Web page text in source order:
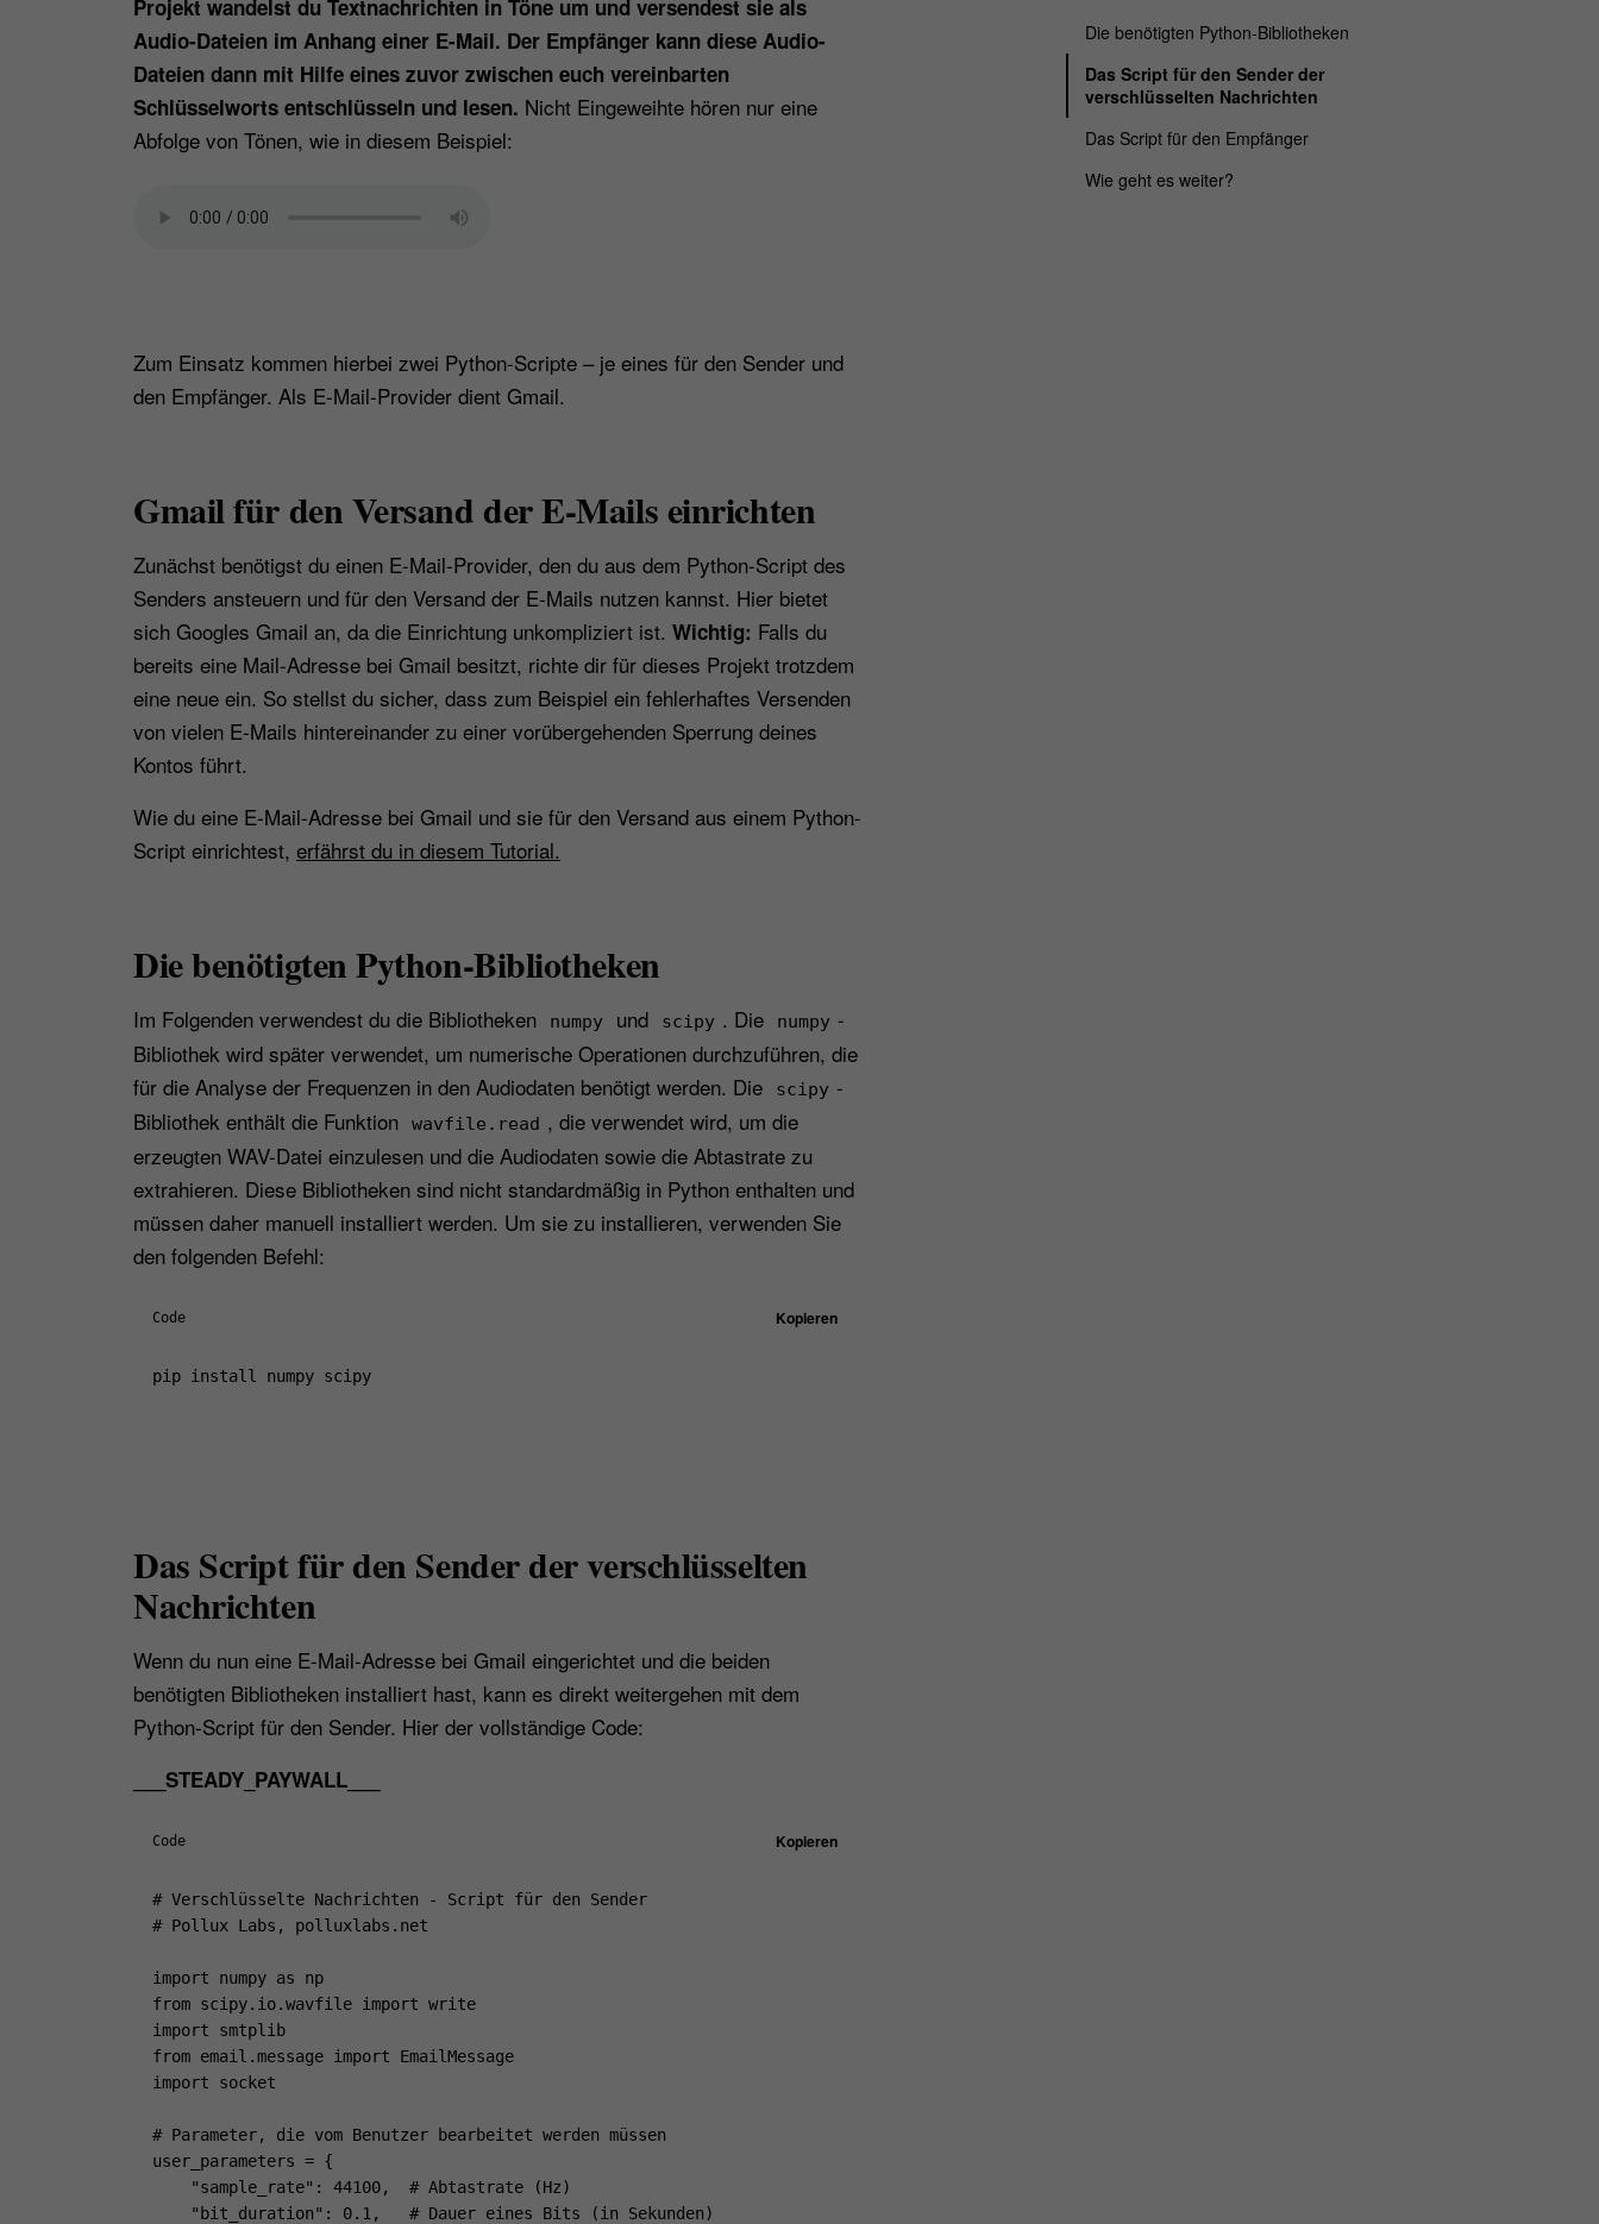
Projekt wandelst du Textnachrichten in Töne um und versendest sie als
Audio-Dateien im Anhang einer E-Mail. Der Empfänger kann diese Audio-
Dateien dann mit Hilfe eines zuvor zwischen euch vereinbarten
Schlüsselworts entschlüsseln und lesen. Nicht Eingeweihte hören nur eine
Abfolge von Tönen, wie in diesem Beispiel:
Zum Einsatz kommen hierbei zwei Python-Scripte – je eines für den Sender und
den Empfänger. Als E-Mail-Provider dient Gmail.
Gmail für den Versand der E-Mails einrichten
Zunächst benötigst du einen E-Mail-Provider, den du aus dem Python-Script des
Senders ansteuern und für den Versand der E-Mails nutzen kannst. Hier bietet
sich Googles Gmail an, da die Einrichtung unkompliziert ist. Wichtig: Falls du
bereits eine Mail-Adresse bei Gmail besitzt, richte dir für dieses Projekt trotzdem
eine neue ein. So stellst du sicher, dass zum Beispiel ein fehlerhaftes Versenden
von vielen E-Mails hintereinander zu einer vorübergehenden Sperrung deines
Kontos führt.
Wie du eine E-Mail-Adresse bei Gmail und sie für den Versand aus einem Python-
Script einrichtest, erfährst du in diesem Tutorial.
Die benötigten Python-Bibliotheken
Im Folgenden verwendest du die Bibliotheken numpy und scipy . Die numpy -
Bibliothek wird später verwendet, um numerische Operationen durchzuführen, die
für die Analyse der Frequenzen in den Audiodaten benötigt werden. Die
scipy -
Bibliothek enthält die Funktion
wavfile.read , die verwendet wird, um die
erzeugten WAV-Datei einzulesen und die Audiodaten sowie die Abtastrate zu
extrahieren. Diese Bibliotheken sind nicht standardmäßig in Python enthalten und
müssen daher manuell installiert werden. Um sie zu installieren, verwenden Sie
den folgenden Befehl:
Code Kopieren
pip install numpy scipy
Das Script für den Sender der verschlüsselten
Nachrichten
Wenn du nun eine E-Mail-Adresse bei Gmail eingerichtet und die beiden
benötigten Bibliotheken installiert hast, kann es direkt weitergehen mit dem
Python-Script für den Sender. Hier der vollständige Code:
___STEADY_PAYWALL___
Code Kopieren
# Verschlüsselte Nachrichten - Script für den Sender
# Pollux Labs, polluxlabs.net
import numpy as np
from scipy.io.wavfile import write
import smtplib
from email.message import EmailMessage
import socket
# Parameter, die vom Benutzer bearbeitet werden müssen
user_parameters = {
    "sample_rate": 44100,  # Abtastrate (Hz)
    "bit_duration": 0.1,   # Dauer eines Bits (in Sekunden)
Die benötigten Python-Bibliotheken
Das Script für den Sender der
verschlüsselten Nachrichten
Das Script für den Empfänger
Wie geht es weiter?
Speichern
Essenziell (1)
Cookies von externen Medien akzeptiert werden, bedarf